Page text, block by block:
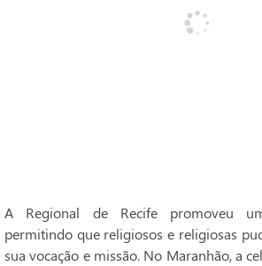
A Regional de Recife promoveu
permitindo que religiosos e religiosas
sua vocação e missão. No Maranhão, a